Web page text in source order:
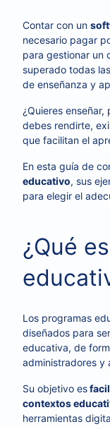
Contar con un
necesario pagar
para gestionar un
superado todas
de enseñanza y
¿Quieres
debes rendirte,
que facilitan el
En esta guía de
educativo, sus
para elegir el
¿Qué
Los programas
diseñados para
educativa, de
administradores y
Su objetivo es
contextos
herramientas